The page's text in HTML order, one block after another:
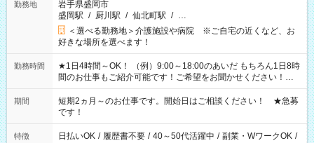
勤務地
岩手県盛岡市
盛岡駅 / 厨川駅 / 仙北町駅 / …
＜選べる勤務地＞介護施設や病院 ※ご自宅の近くなど、お
好きな場所を選べます！
勤務時間
★1日4時間～OK！ （例）9:00～18:00のあいだ もちろん1日8時
間のお仕事もご紹介可能です！ご希望をお聞かせください！★
家庭の都合でお休みが必要な場合も遠慮なくご相談ください。
※週最低15時間以上の勤務が必要です
期間
短期2ヵ月～のお仕事です。開始日はご相談ください！ ★急募
です！
特徴 日払いOK / 履歴書不要 / 40～50代活躍中 / 副業・WワークOK /